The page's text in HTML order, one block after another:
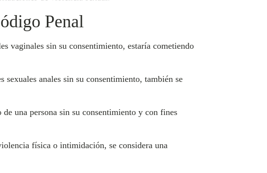
Penal
vaginales sin su consentimiento, estaría cometiendo
sexuales anales sin su consentimiento, también se
una persona sin su consentimiento y con fines
física o intimidación, se considera una